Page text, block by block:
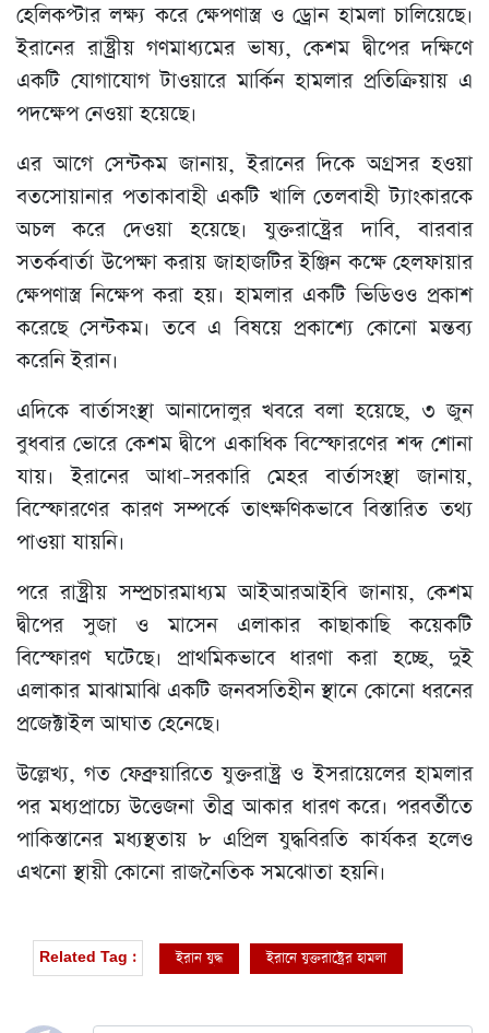
হেলিকপ্টার লক্ষ্য করে ক্ষেপণাস্ত্র ও ড্রোন হামলা চালিয়েছে।
ইরানের রাষ্ট্রীয় গণমাধ্যমের ভাষ্য, কেশম দ্বীপের দক্ষিণে
একটি যোগাযোগ টাওয়ারে মার্কিন হামলার প্রতিক্রিয়ায় এ
পদক্ষেপ নেওয়া হয়েছে।
এর আগে সেন্টকম জানায়, ইরানের দিকে অগ্রসর হওয়া
বতসোয়ানার পতাকাবাহী একটি খালি তেলবাহী ট্যাংকারকে
অচল করে দেওয়া হয়েছে। যুক্তরাষ্ট্রের দাবি, বারবার
সতর্কবার্তা উপেক্ষা করায় জাহাজটির ইঞ্জিন কক্ষে হেলফায়ার
ক্ষেপণাস্ত্র নিক্ষেপ করা হয়। হামলার একটি ভিডিওও প্রকাশ
করেছে সেন্টকম। তবে এ বিষয়ে প্রকাশ্যে কোনো মন্তব্য
করেনি ইরান।
এদিকে বার্তাসংস্থা আনাদোলুর খবরে বলা হয়েছে, ৩ জুন
বুধবার ভোরে কেশম দ্বীপে একাধিক বিস্ফোরণের শব্দ শোনা
যায়। ইরানের আধা-সরকারি মেহর বার্তাসংস্থা জানায়,
বিস্ফোরণের কারণ সম্পর্কে তাৎক্ষণিকভাবে বিস্তারিত তথ্য
পাওয়া যায়নি।
পরে রাষ্ট্রীয় সম্প্রচারমাধ্যম আইআরআইবি জানায়, কেশম
দ্বীপের সুজা ও মাসেন এলাকার কাছাকাছি কয়েকটি
বিস্ফোরণ ঘটেছে। প্রাথমিকভাবে ধারণা করা হচ্ছে, দুই
এলাকার মাঝামাঝি একটি জনবসতিহীন স্থানে কোনো ধরনের
প্রজেক্টাইল আঘাত হেনেছে।
উল্লেখ্য, গত ফেব্রুয়ারিতে যুক্তরাষ্ট্র ও ইসরায়েলের হামলার
পর মধ্যপ্রাচ্যে উত্তেজনা তীব্র আকার ধারণ করে। পরবর্তীতে
পাকিস্তানের মধ্যস্থতায় ৮ এপ্রিল যুদ্ধবিরতি কার্যকর হলেও
এখনো স্থায়ী কোনো রাজনৈতিক সমঝোতা হয়নি।
Related Tag : ইরান যুদ্ধ ইরানে যুক্তরাষ্ট্রের হামলা